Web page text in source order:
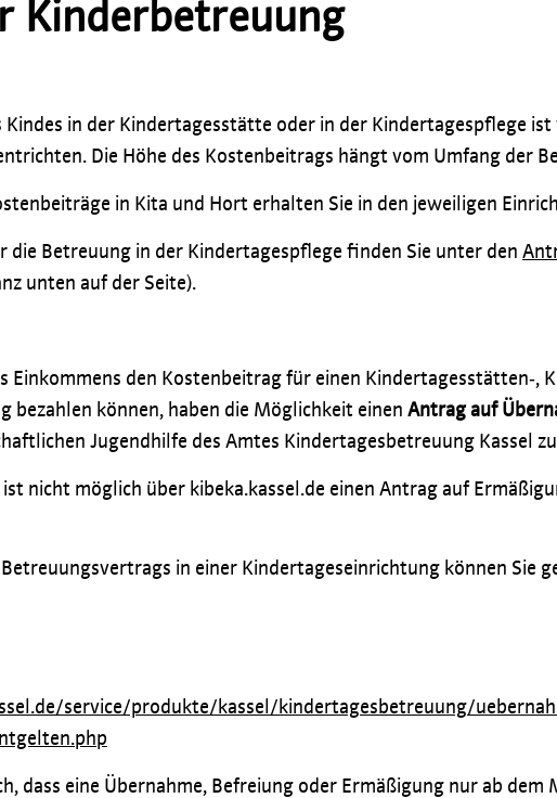
Kinderbetreuung
Kindes in der Kindertagesstätte oder in der Kindertagespflege
Die Höhe des Kostenbeitrags hängt vom Umfang der
in Kita und Hort erhalten Sie in den jeweiligen
die Betreuung in der Kindertagespflege finden Sie unter den
unten auf der Seite).
Einkommens den Kostenbeitrag für einen Kindertagesstätten‐,
bezahlen können, haben die Möglichkeit einen Antrag auf
Jugendhilfe des Amtes Kindertagesbetreuung Kassel
ist nicht möglich über kibeka.kassel.de einen Antrag auf
Betreuungsvertrags in einer Kindertageseinrichtung können Sie
service/produkte/kassel/kindertagesbetreuung/
dass eine Übernahme, Befreiung oder Ermäßigung nur ab